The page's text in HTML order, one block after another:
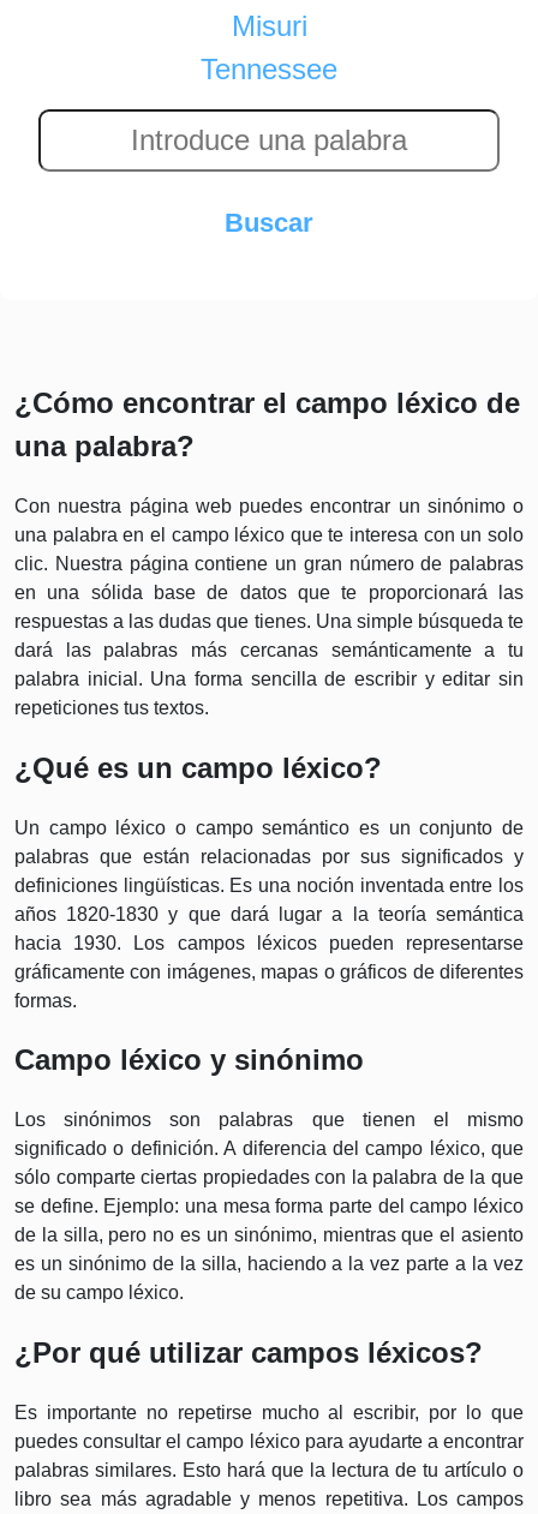
Misuri
Tennessee
¿Cómo encontrar el campo léxico de
una palabra?
Con nuestra página web puedes encontrar un sinónimo o
una palabra en el campo léxico que te interesa con un solo
clic. Nuestra página contiene un gran número de palabras
en una sólida base de datos que te proporcionará las
respuestas a las dudas que tienes. Una simple búsqueda te
dará las palabras más cercanas semánticamente a tu
palabra inicial. Una forma sencilla de escribir y editar sin
repeticiones tus textos.
¿Qué es un campo léxico?
Un campo léxico o campo semántico es un conjunto de
palabras que están relacionadas por sus significados y
definiciones lingüísticas. Es una noción inventada entre los
años 1820-1830 y que dará lugar a la teoría semántica
hacia 1930. Los campos léxicos pueden representarse
gráficamente con imágenes, mapas o gráficos de diferentes
formas.
Campo léxico y sinónimo
Los sinónimos son palabras que tienen el mismo
significado o definición. A diferencia del campo léxico, que
sólo comparte ciertas propiedades con la palabra de la que
se define. Ejemplo: una mesa forma parte del campo léxico
de la silla, pero no es un sinónimo, mientras que el asiento
es un sinónimo de la silla, haciendo a la vez parte a la vez
de su campo léxico.
¿Por qué utilizar campos léxicos?
Es importante no repetirse mucho al escribir, por lo que
puedes consultar el campo léxico para ayudarte a encontrar
palabras similares. Esto hará que la lectura de tu artículo o
libro sea más agradable y menos repetitiva. Los campos